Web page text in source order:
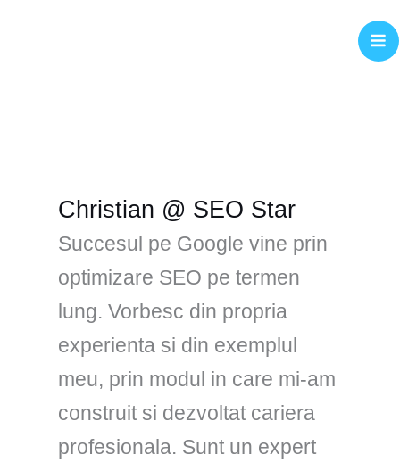
Christian @ SEO Star
Succesul pe Google vine prin
optimizare SEO pe termen
lung. Vorbesc din propria
experienta si din exemplul
meu, prin modul in care mi-am
construit si dezvoltat cariera
profesionala. Sunt un expert